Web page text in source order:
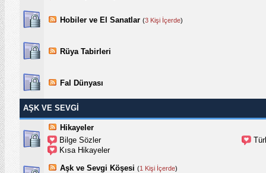
Hobiler ve El Sanatlar (3 Kişi İçerde)
Rüya Tabirleri
Fal Dünyası
AŞK VE SEVGİ
Hikayeler
Bilge Sözler
Kısa Hikayeler
Aşk ve Sevgi Köşesi (1 Kişi İçerde)